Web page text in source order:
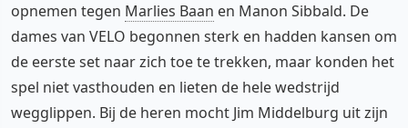
opnemen tegen Marlies Baan en Manon Sibbald. De
dames van VELO begonnen sterk en hadden kansen om
de eerste set naar zich toe te trekken, maar konden het
spel niet vasthouden en lieten de hele wedstrijd
wegglippen. Bij de heren mocht Jim Middelburg uit zijn